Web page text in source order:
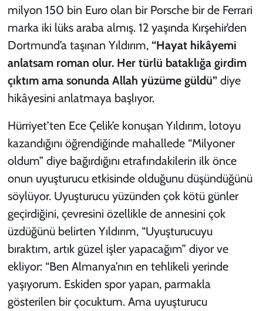
milyon 150 bin Euro olan bir Porsche bir de Ferrari
marka iki lüks araba almış. 12 yaşında Kırşehir’den
Dortmund’a taşınan Yıldırım,“Hayat hikâyemi
anlatsam roman olur. Her türlü bataklığa girdim
çıktım ama sonunda Allah yüzüme güldü” diye
hikâyesini anlatmaya başlıyor.
Hürriyet’ten Ece Çelik’e konuşan Yıldırım, lotoyu
kazandığını öğrendiğinde mahallede “Milyoner
oldum” diye bağırdığını etrafındakilerin ilk önce
onun uyuşturucu etkisinde olduğunu düşündüğünü
söylüyor. Uyuşturucu yüzünden çok kötü günler
geçirdiğini, çevresini özellikle de annesini çok
üzdüğünü belirten Yıldırım, “Uyuşturucuyu
bıraktım, artık güzel işler yapacağım” diyor ve
ekliyor: “Ben Almanya’nın en tehlikeli yerinde
yaşıyorum. Eskiden spor yapan, parmakla
gösterilen bir çocuktum. Ama uyuşturucu